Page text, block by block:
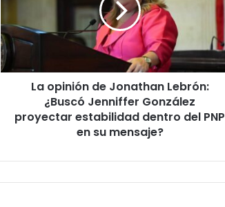
¿Buscó
Jenniffer
González
proyectar
estabilidadLa opinión de Jonathan Lebrón:
¿Buscó Jenniffer González
proyectar estabilidad dentro del PNP
en su mensaje?